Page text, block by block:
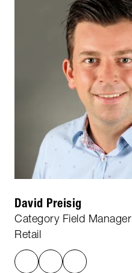
David Preisig
Category Field Manager
Retail